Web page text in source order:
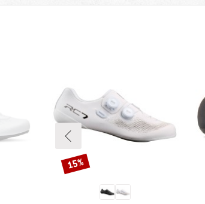
Sconto
15%